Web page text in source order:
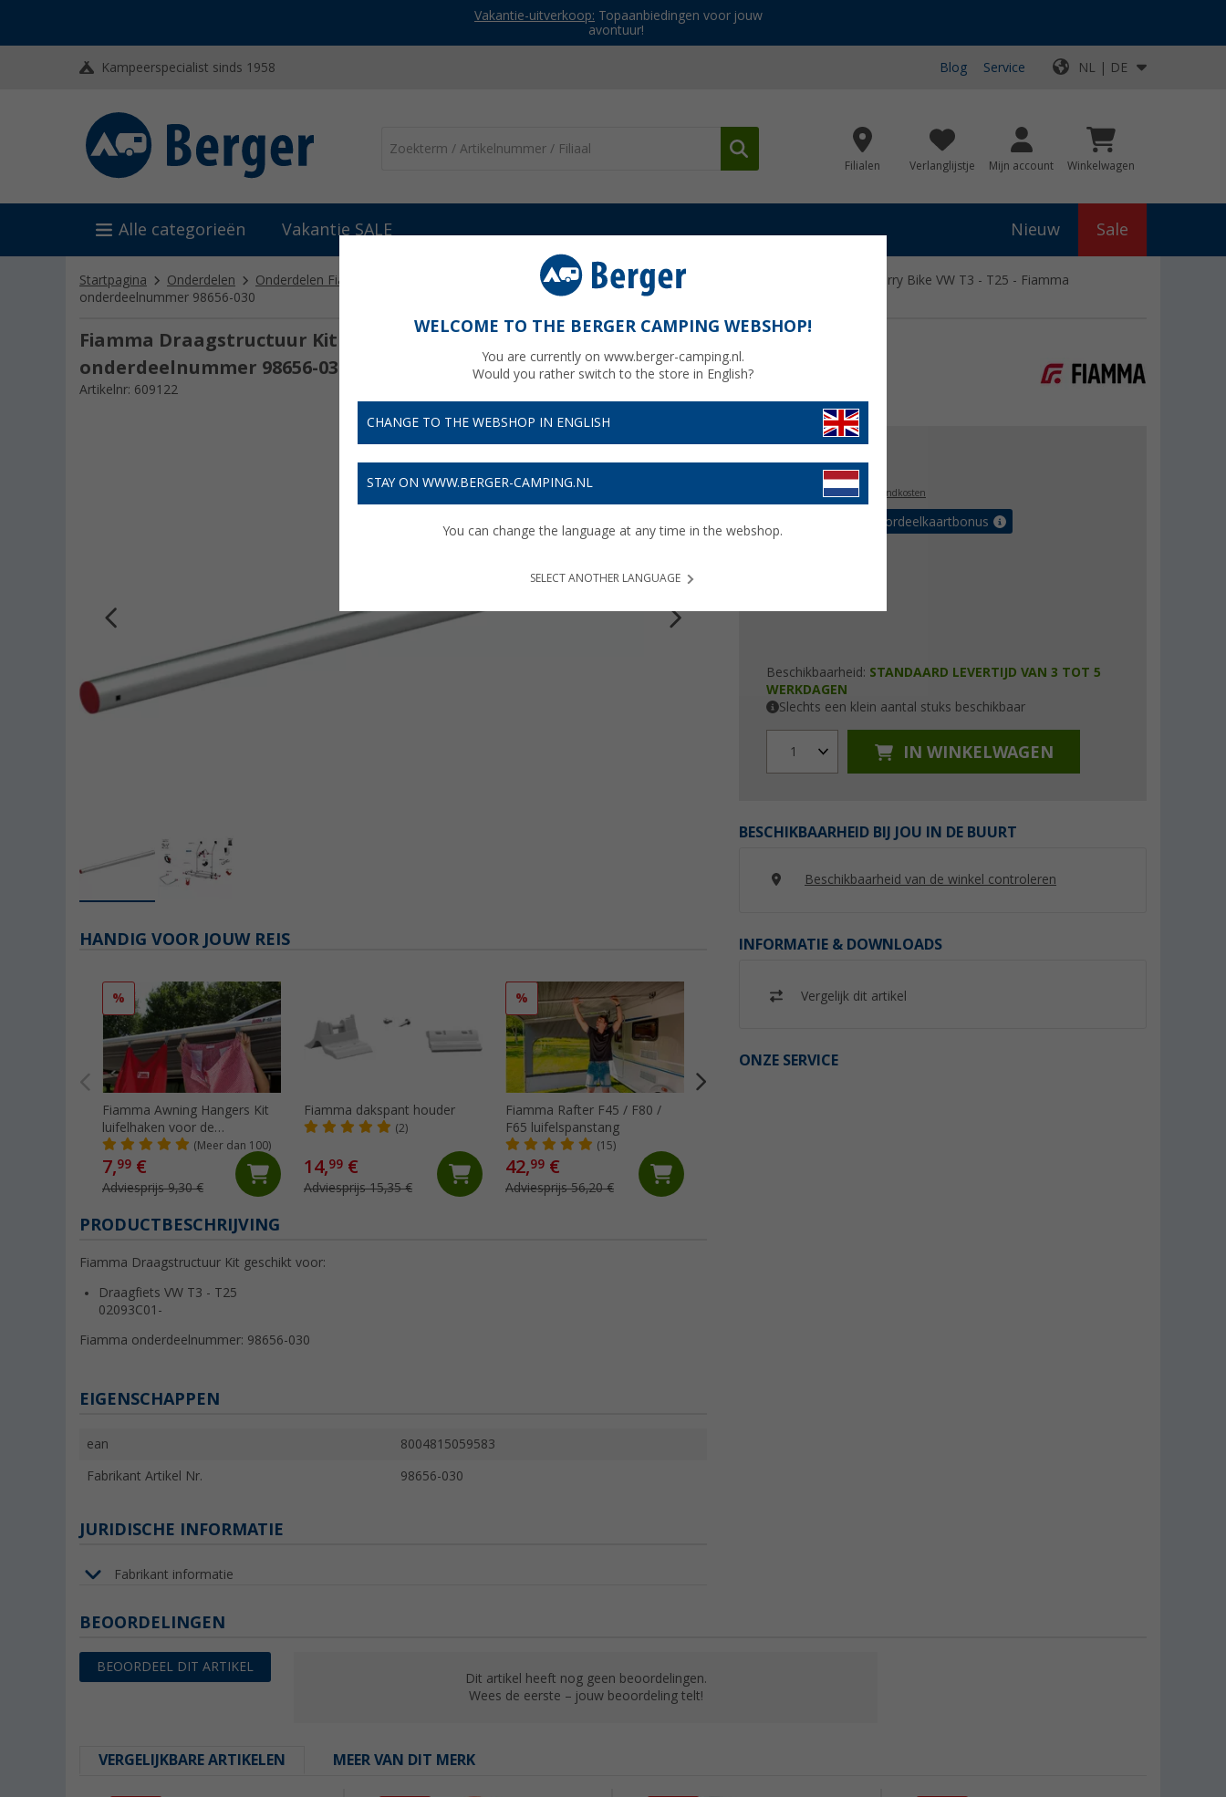
Vakantie-uitverkoop: Topaanbiedingen voor jouw
avontuur!
Kampeerspecialist sinds 1958 Blog Service NL | DE
Filialen Verlanglijstje Mijn account Winkelwagen
Alle categorieën Vakantie SALE Nieuw Sale
Startpagina Onderdelen Onderdelen Fiamma Onderdelen Fiamma fietsendragers
Fiamma Draagstructuur Kit geschikt voor Carry Bike VW T3 - T25 - Fiamma
onderdeelnummer 98656-030
Fiamma Draagstructuur Kit geschikt voor Carry Bike VW T3 - T25 - Fiamma
onderdeelnummer 98656-030
Artikelnr: 609122
€ 28,00
plus verzendkosten
Verzeker tot 5% voordeelkaartbonus
Beschikbaarheid: STANDAARD LEVERTIJD VAN 3 TOT 5
WERKDAGEN
Slechts een klein aantal stuks beschikbaar
1 IN WINKELWAGEN
BESCHIKBAARHEID BIJ JOU IN DE BUURT
Beschikbaarheid van de winkel controleren
INFORMATIE & DOWNLOADS
Vergelijk dit artikel
ONZE SERVICE
HANDIG VOOR JOUW REIS
%
Fiamma Awning Hangers Kit
luifelhaken voor de
peesgeleider
(Meer dan 100)
7,99 €
Adviesprijs 9,30 €
Fiamma dakspant houder
(2)
14,99 €
Adviesprijs 15,35 €
%
Fiamma Rafter F45 / F80 /
F65 luifelspanstang
(15)
42,99 €
Adviesprijs 56,20 €
PRODUCTBESCHRIJVING
Fiamma Draagstructuur Kit geschikt voor:
Draagfiets VW T3 - T25
02093C01-
Fiamma onderdeelnummer: 98656-030
EIGENSCHAPPEN
ean 8004815059583
Fabrikant Artikel Nr. 98656-030
JURIDISCHE INFORMATIE
Fabrikant informatie
BEOORDELINGEN
BEOORDEEL DIT ARTIKEL
Dit artikel heeft nog geen beoordelingen.
Wees de eerste – jouw beoordeling telt!
VERGELIJKBARE ARTIKELEN MEER VAN DIT MERK
WELCOME TO THE BERGER CAMPING WEBSHOP!
You are currently on www.berger-camping.nl.
Would you rather switch to the store in English?
CHANGE TO THE WEBSHOP IN ENGLISH
STAY ON WWW.BERGER-CAMPING.NL
You can change the language at any time in the webshop.
SELECT ANOTHER LANGUAGE